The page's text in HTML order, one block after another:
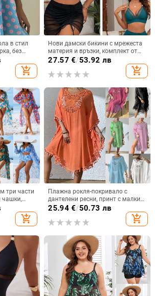
в стил
без
add_shopping_cart
Нови дамски бикини с мрежеста
материя и връзки, комплект от
три части, европейски стил
27.57 €/53.92 лв
add_shopping_cart
три части
чашки,
add_shopping_cart
Плажна рокля-покривало с
дантелени ресни, принт с малки
цветчета, полиестер, акрилова
подплата, 238 g/m², за възрастни
жени
25.94€/50.73 лв
add_shopping_cart